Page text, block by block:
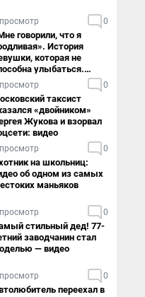
0
говорили, что я
История
которая не
улыбаться.
0
таксист
«двойником»
Жукова и взорвал
видео
0
на школьниц:
об одном из самых
маньяков
0
стильный дед! 77-
заводчанин стал
— видео
0
переехал в